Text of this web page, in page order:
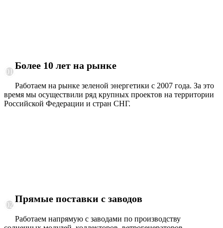
01
Более 10 лет на рынке
Работаем на рынке зеленой энергетики с 2007 года. За это
время мы осуществили ряд крупных проектов на территории
Российской Федерации и стран СНГ.
02
Прямые поставки с заводов
Работаем напрямую с заводами по производству